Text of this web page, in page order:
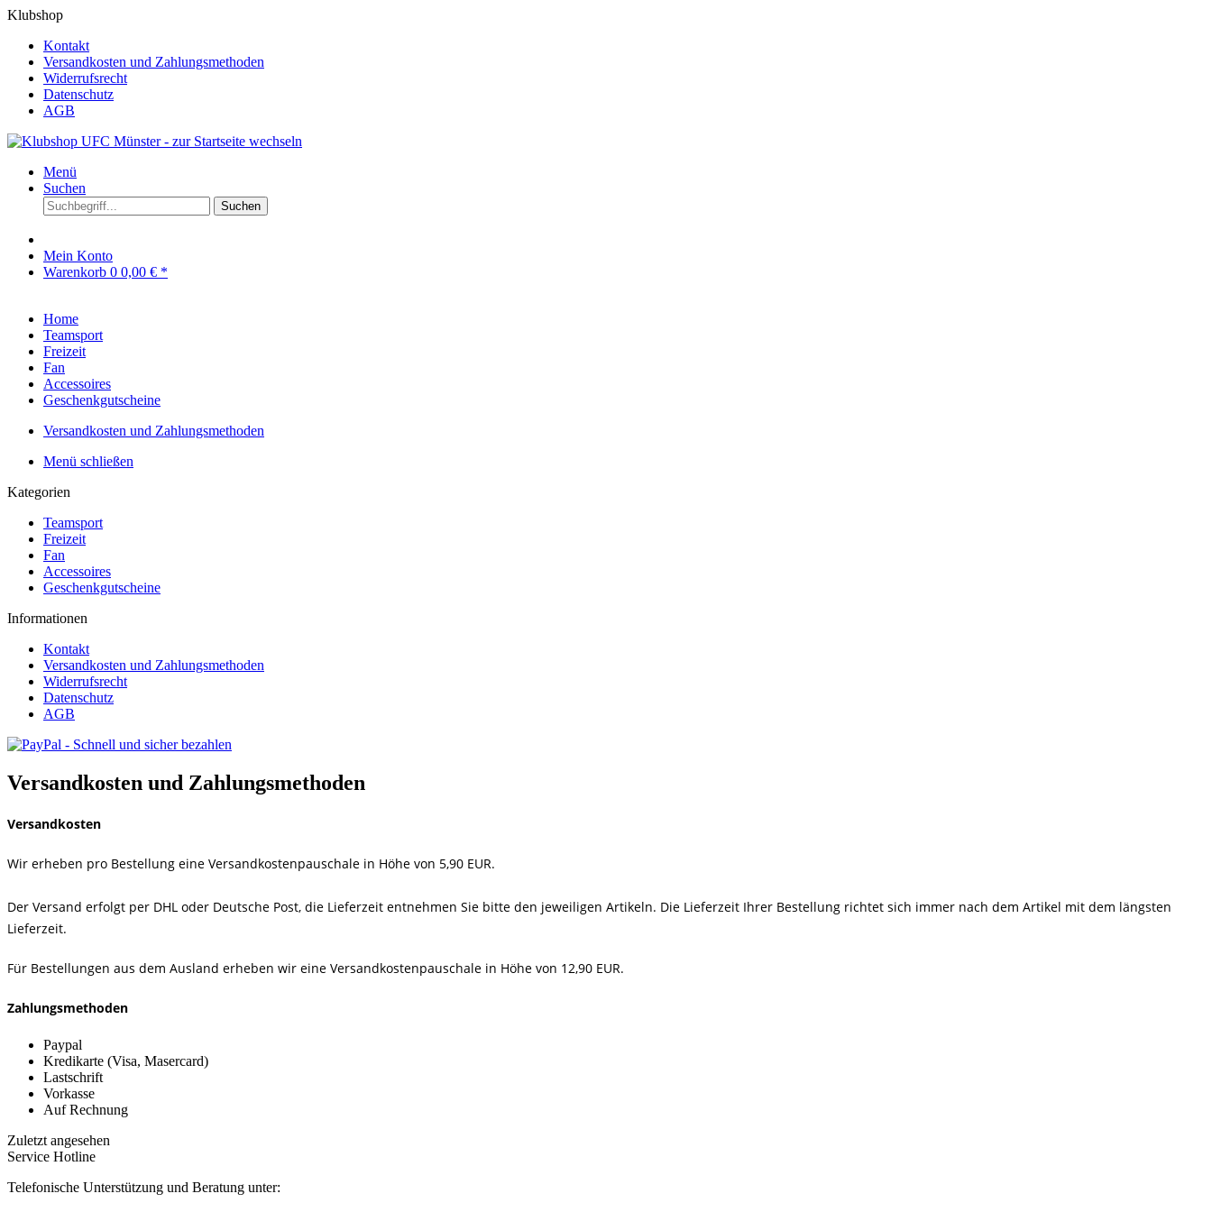
Klubshop
Kontakt
Versandkosten und Zahlungsmethoden
Widerrufsrecht
Datenschutz
AGB
Menü
Suchen
Suchen
Mein Konto
Warenkorb 0 0,00 € *
Home
Teamsport
Freizeit
Fan
Accessoires
Geschenkgutscheine
Versandkosten und Zahlungsmethoden
Menü schließen
Kategorien
Teamsport
Freizeit
Fan
Accessoires
Geschenkgutscheine
Informationen
Kontakt
Versandkosten und Zahlungsmethoden
Widerrufsrecht
Datenschutz
AGB
Versandkosten und Zahlungsmethoden
Versandkosten
Wir erheben pro Bestellung eine Versandkostenpauschale in Höhe von 5,90 EUR.
Der Versand erfolgt per DHL oder Deutsche Post, die Lieferzeit entnehmen Sie bitte den jeweiligen Artikeln. Die Lieferzeit Ihrer Bestellung richtet sich immer nach dem Artikel mit dem längsten
Lieferzeit.
Für Bestellungen aus dem Ausland erheben wir eine Versandkostenpauschale in Höhe von 12,90 EUR.
Zahlungsmethoden
Paypal
Kredikarte (Visa, Masercard)
Lastschrift
Vorkasse
Auf Rechnung
Zuletzt angesehen
Service Hotline
Telefonische Unterstützung und Beratung unter: